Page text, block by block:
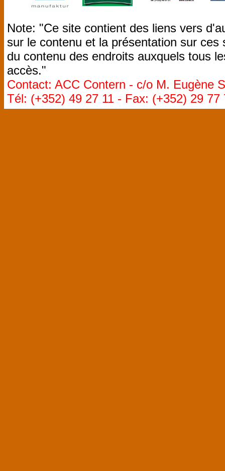
Note: "Ce site contient des liens vers
sur le contenu et la présentation sur
du contenu des endroits auxquels tous
accès."
Contact: ACC Contern - c/o M. Eugène
Tél: (+352) 49 27 11 - Fax: (+352) 29